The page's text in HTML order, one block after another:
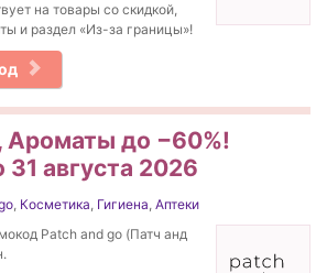
на товары со скидкой,
и раздел «Из-за границы»!
Ароматы до −60%!
августа 2026
, Косметика, Гигиена, Аптеки
Patch and go (Патч анд